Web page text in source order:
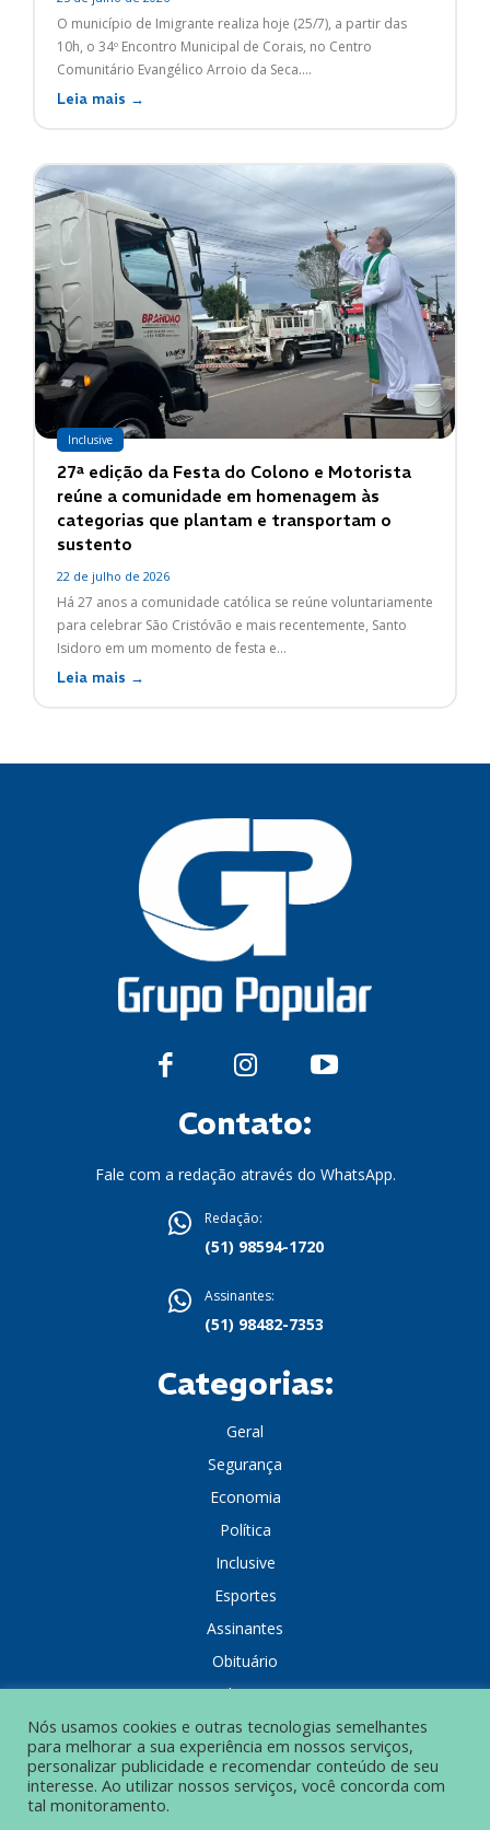
O município de Imigrante realiza hoje (25/7), a partir das
10h, o 34º Encontro Municipal de Corais, no Centro
Comunitário Evangélico Arroio da Seca....
Leia mais →
Inclusive
27ª edição da Festa do Colono e Motorista
reúne a comunidade em homenagem às
categorias que plantam e transportam o
sustento
22 de julho de 2026
Há 27 anos a comunidade católica se reúne voluntariamente
para celebrar São Cristóvão e mais recentemente, Santo
Isidoro em um momento de festa e...
Leia mais →
Contato:
Fale com a redação através do WhatsApp.
Redação:
(51) 98594-1720
Assinantes:
(51) 98482-7353
Categorias:
Geral
Segurança
Economia
Política
Inclusive
Esportes
Assinantes
Obituário
Colunistas
POLÍTICA DE PRIVACIDADE
Nós usamos cookies e outras tecnologias semelhantes
para melhorar a sua experiência em nossos serviços,
personalizar publicidade e recomendar conteúdo de seu
interesse. Ao utilizar nossos serviços, você concorda com
tal monitoramento.